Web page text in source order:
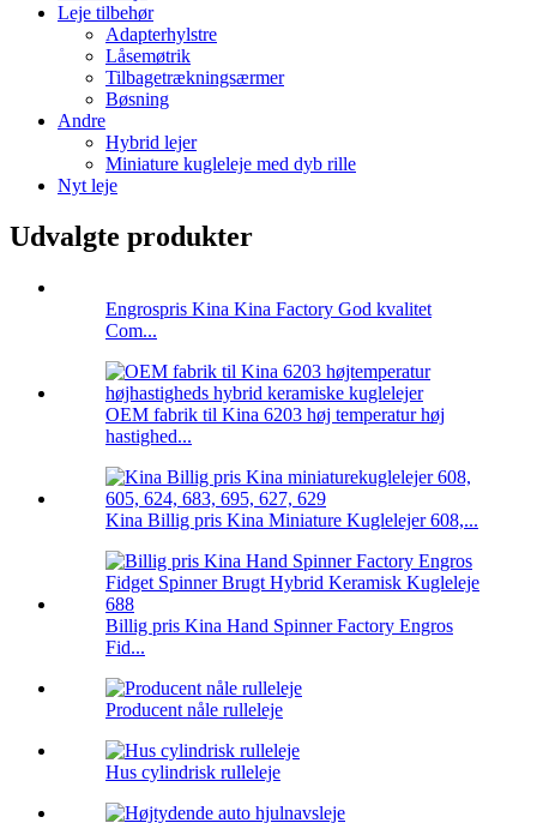
Leje tilbehør
Adapterhylstre
Låsemøtrik
Tilbagetrækningsærmer
Bøsning
Andre
Hybrid lejer
Miniature kugleleje med dyb rille
Nyt leje
Udvalgte produkter
Engrospris Kina Kina Factory God kvalitet
Com...
OEM fabrik til Kina 6203 høj temperatur høj
hastighed...
Kina Billig pris Kina Miniature Kuglelejer 608,...
Billig pris Kina Hand Spinner Factory Engros
Fid...
Producent nåle rulleleje
Hus cylindrisk rulleleje